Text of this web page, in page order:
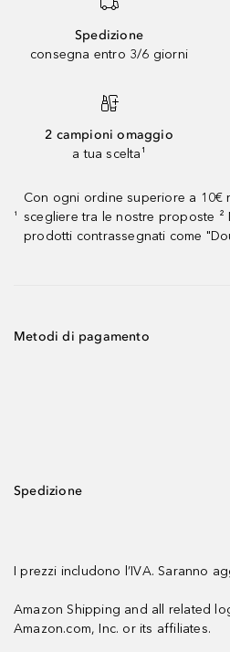
Spedizione
consegna entro 3/6 giorni
2 campioni omaggio
a tua scelta¹
¹
Con ogni ordine superiore a 10€
scegliere tra le nostre proposte
prodotti contrassegnati come
Metodi di pagamento
Spedizione
I prezzi includono l’IVA. Saranno
Amazon Shipping and all related
Amazon.com, Inc. or its affiliates.